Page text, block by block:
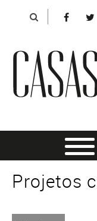
Projetos
*Para finalizar sua
*Senha:
entrar usando o facebook